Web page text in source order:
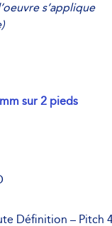
s’applique
sur 2 pieds
Définition – Pitch